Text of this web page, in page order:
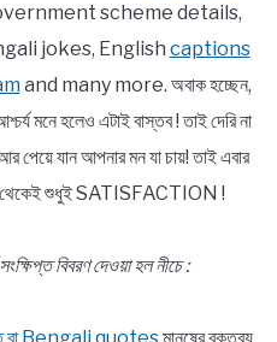
scheme details,
jokes, English captions
and many more. অবাক হচ্ছেন,
মনে হলেও এটাই বাস্তব ! তাই দেরি না
যান আপনার মন যা চায়! তাই এবার
থেকেই শুধুই SATISFACTION !
বিবরণ দেওয়া হল নীচে :